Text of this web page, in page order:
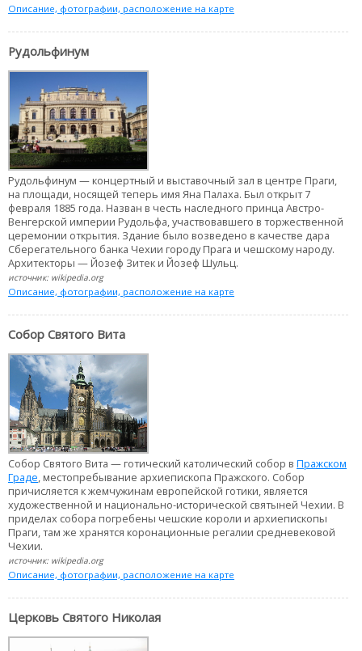
Описание, фотографии, расположение на карте
Рудольфинум
Рудольфинум — концертный и выставочный зал в центре Праги,
на площади, носящей теперь имя Яна Палаха. Был открыт 7
февраля 1885 года. Назван в честь наследного принца Австро-
Венгерской империи Рудольфа, участвовавшего в торжественной
церемонии открытия. Здание было возведено в качестве дара
Сберегательного банка Чехии городу Прага и чешскому народу.
Архитекторы — Йозеф Зитек и Йозеф Шульц.
источник: wikipedia.org
Описание, фотографии, расположение на карте
Собор Святого Вита
Собор Святого Вита — готический католический собор в Пражском
Граде , местопребывание архиепископа Пражского. Собор
причисляется к жемчужинам европейской готики, является
художественной и национально-исторической святыней Чехии. В
приделах собора погребены чешские короли и архиепископы
Праги, там же хранятся коронационные регалии средневековой
Чехии.
источник: wikipedia.org
Описание, фотографии, расположение на карте
Церковь Святого Николая